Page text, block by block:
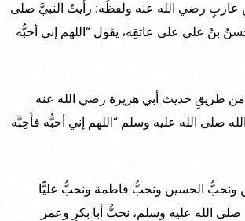
عازبٍ رضي الله عنه ولفظُه: رأيتُ النبيَّ صلى
بنُ علي على عاتقِه، يقول “اللهم إني أحبُّه
طريقِ حديث أبي هريرة رضي الله عنه
صلى الله عليه وسلم “اللهم إني أحبُّه فأَحِبَّه
ونحبُّ الحسين ونحبُّ فاطمة ونحبُّ عليًّا
الله عليه وسلم، نحبُّ أبا بكرٍ وعمر